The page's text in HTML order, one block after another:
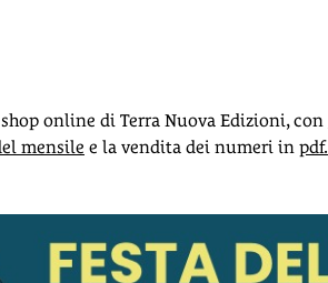
online di Terra Nuova Edizioni, con
mensile e la vendita dei numeri in pdf.